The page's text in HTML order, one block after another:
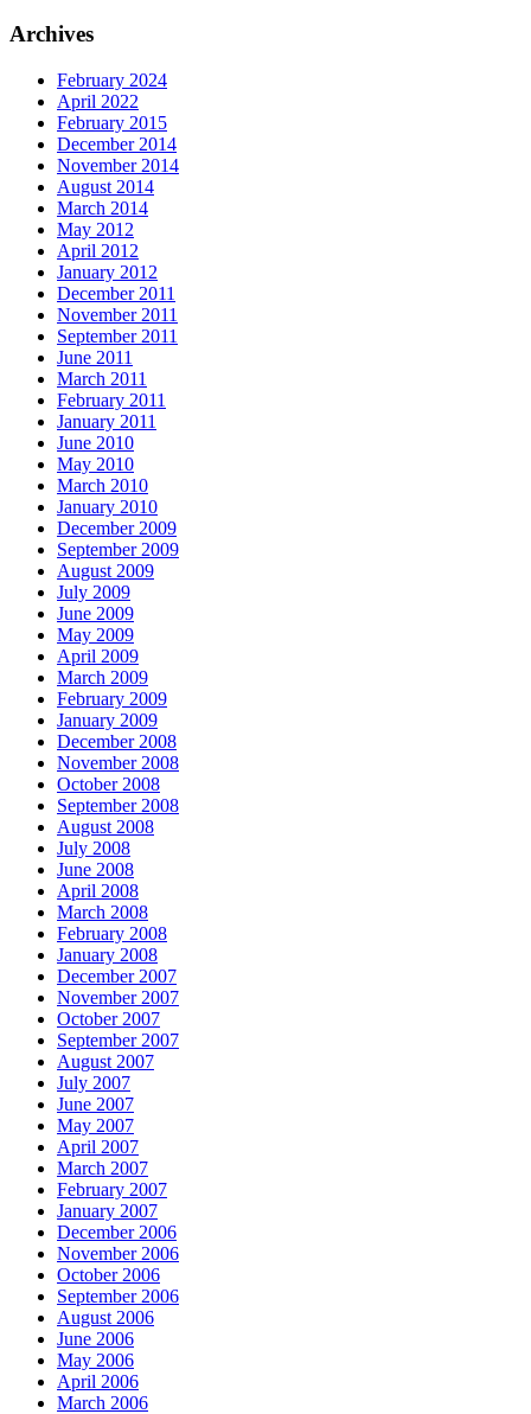
Archives
February 2024
April 2022
February 2015
December 2014
November 2014
August 2014
March 2014
May 2012
April 2012
January 2012
December 2011
November 2011
September 2011
June 2011
March 2011
February 2011
January 2011
June 2010
May 2010
March 2010
January 2010
December 2009
September 2009
August 2009
July 2009
June 2009
May 2009
April 2009
March 2009
February 2009
January 2009
December 2008
November 2008
October 2008
September 2008
August 2008
July 2008
June 2008
April 2008
March 2008
February 2008
January 2008
December 2007
November 2007
October 2007
September 2007
August 2007
July 2007
June 2007
May 2007
April 2007
March 2007
February 2007
January 2007
December 2006
November 2006
October 2006
September 2006
August 2006
June 2006
May 2006
April 2006
March 2006